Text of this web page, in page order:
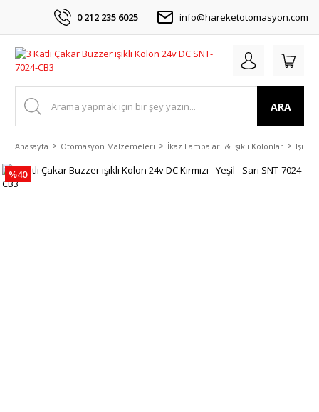
0 212 235 6025 info@hareketotomasyon.com
ARA
Anasayfa Otomasyon Malzemeleri İkaz Lambaları & Işıklı Kolonlar Işıklı
%40